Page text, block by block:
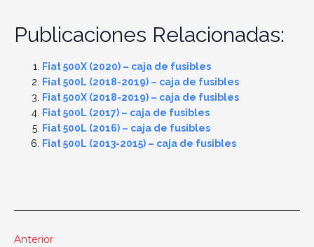
Publicaciones Relacionadas:
Fiat 500X (2020) – caja de fusibles
Fiat 500L (2018-2019) – caja de fusibles
Fiat 500X (2018-2019) – caja de fusibles
Fiat 500L (2017) – caja de fusibles
Fiat 500L (2016) – caja de fusibles
Fiat 500L (2013-2015) – caja de fusibles
Anterior